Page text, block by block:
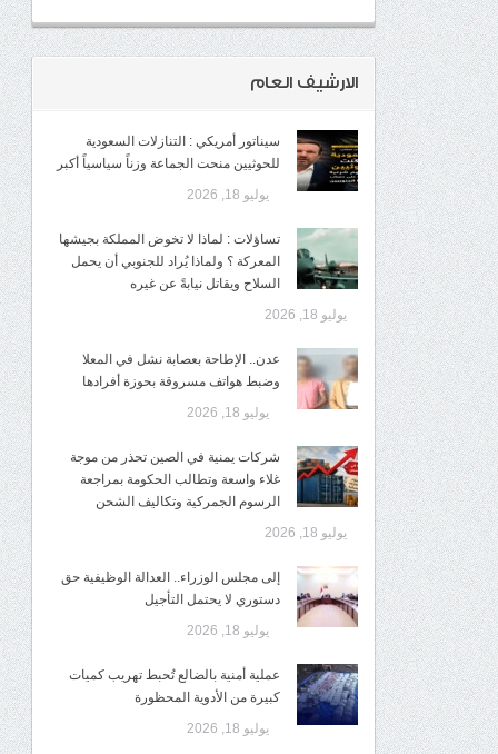
الارشيف العام
سيناتور أمريكي : التنازلات السعودية
للحوثيين منحت الجماعة وزناً سياسياً أكبر
يوليو 18, 2026
تساؤلات : لماذا لا تخوض المملكة بجيشها
المعركة ؟ ولماذا يُراد للجنوبي أن يحمل
السلاح ويقاتل نيابةً عن غيره
يوليو 18, 2026
عدن.. الإطاحة بعصابة نشل في المعلا
وضبط هواتف مسروقة بحوزة أفرادها
يوليو 18, 2026
شركات يمنية في الصين تحذر من موجة
غلاء واسعة وتطالب الحكومة بمراجعة
الرسوم الجمركية وتكاليف الشحن
يوليو 18, 2026
إلى مجلس الوزراء.. العدالة الوظيفية حق
دستوري لا يحتمل التأجيل
يوليو 18, 2026
عملية أمنية بالضالع تُحبط تهريب كميات
كبيرة من الأدوية المحظورة
يوليو 18, 2026